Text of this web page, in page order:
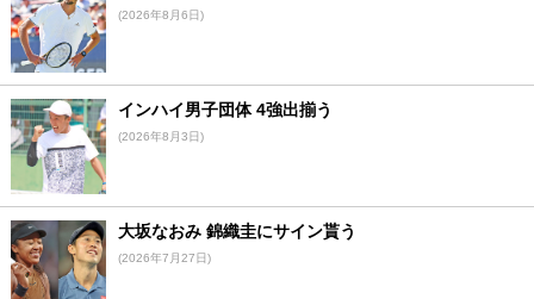
(2026年8月6日)
インハイ男子団体 4強出揃う
(2026年8月3日)
大坂なおみ 錦織圭にサイン貰う
(2026年7月27日)